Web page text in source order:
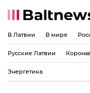
В Латвии В мире
Русские Латвии
Энергетика